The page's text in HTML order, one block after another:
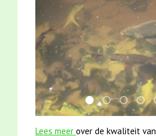
jun2021 28
mei2021
Lees meer over de kwaliteit